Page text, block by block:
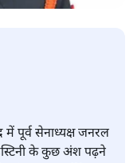
में पूर्व सेनाध्यक्ष जनरल
के कुछ अंश पढ़ने